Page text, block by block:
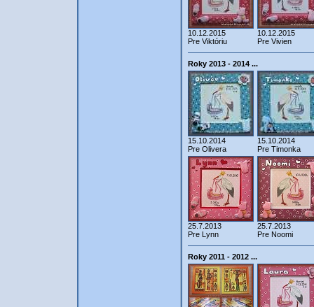
10.12.2015
Pre Viktóriu
10.12.2015
Pre Vivien
Roky 2013 - 2014 ...
15.10.2014
Pre Olivera
15.10.2014
Pre Timonka
25.7.2013
Pre Lynn
25.7.2013
Pre Noomi
Roky 2011 - 2012 ...